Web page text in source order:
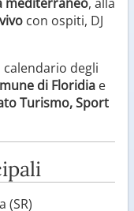
con ospiti, DJ
degli
di Floridia e
Turismo, Sport
(SR)